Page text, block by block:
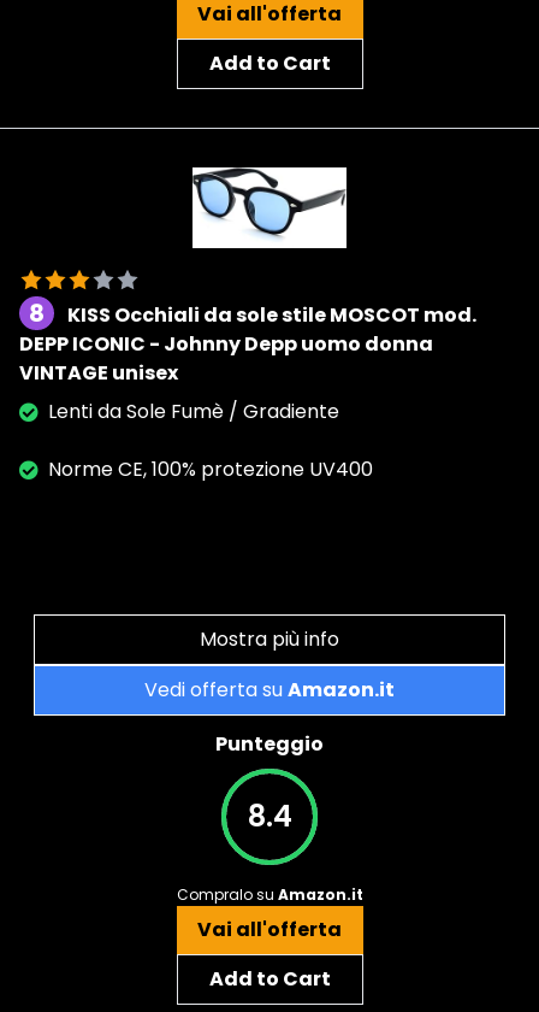
Vai all'offerta
Add to Cart
8
KISS Occhiali da sole stile MOSCOT mod.
DEPP ICONIC - Johnny Depp uomo donna
VINTAGE unisex
Lenti da Sole Fumè / Gradiente
Norme CE, 100% protezione UV400
Mostra più info
Vedi offerta suAmazon.it
Punteggio
8.4
Compralo su Amazon.it
Vai all'offerta
Add to Cart